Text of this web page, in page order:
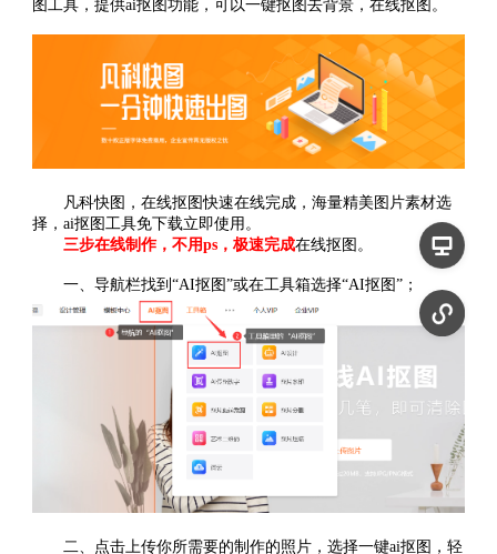
图工具，提供ai抠图功能，可以一键抠图去背景，在线抠图。
凡科快图，在线抠图快速在线完成，海量精美图片素材选
择，ai抠图工具免下载立即使用。
三步在线制作，不用ps，极速完成在线抠图。
一、导航栏找到“AI抠图”或在工具箱选择“AI抠图”；
二、点击上传你所需要的制作的照片，选择一键ai抠图，轻